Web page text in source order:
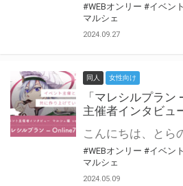
#WEBオンリー #イベン
マルシェ
2024.09.27
同人 女性向け
「マレシルプラン
主催者インタビュ
#WEBオンリー #イベン
マルシェ
2024.05.09